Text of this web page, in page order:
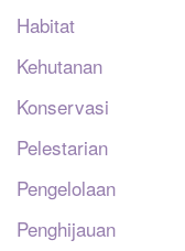
Habitat
Kehutanan
Konservasi
Pelestarian
Pengelolaan
Penghijauan